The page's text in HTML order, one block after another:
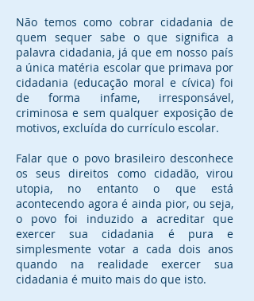
Não temos como cobrar cidadania de
quem sequer sabe o que significa a
palavra cidadania, já que em nosso país
a única matéria escolar que primava por
cidadania (educação moral e cívica) foi
de forma infame, irresponsável,
criminosa e sem qualquer exposição de
motivos, excluída do currículo escolar.
Falar que o povo brasileiro desconhece
os seus direitos como cidadão, virou
utopia, no entanto o que está
acontecendo agora é ainda pior, ou seja,
o povo foi induzido a acreditar que
exercer sua cidadania é pura e
simplesmente votar a cada dois anos
quando na realidade exercer sua
cidadania é muito mais do que isto.